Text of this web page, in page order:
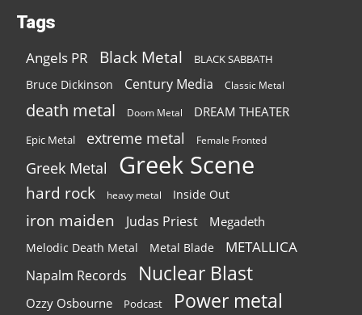
Tags
Angels PR Black Metal BLACK SABBATH
Bruce Dickinson Century Media Classic Metal
death metal Doom Metal DREAM THEATER
Epic Metal extreme metal Female Fronted
Greek Metal Greek Scene
hard rock heavy metal Inside Out
iron maiden Judas Priest Megadeth
Melodic Death Metal Metal Blade METALLICA
Napalm Records Nuclear Blast
Ozzy Osbourne Podcast Power metal